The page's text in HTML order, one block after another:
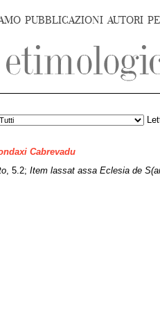
PUBBLICAZIONI AUTORI
Cabrevadu
, 5.2; Item lassat assa Eclesia de